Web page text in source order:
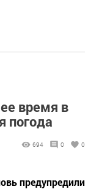
время в
погода
694 0 0
предупредили